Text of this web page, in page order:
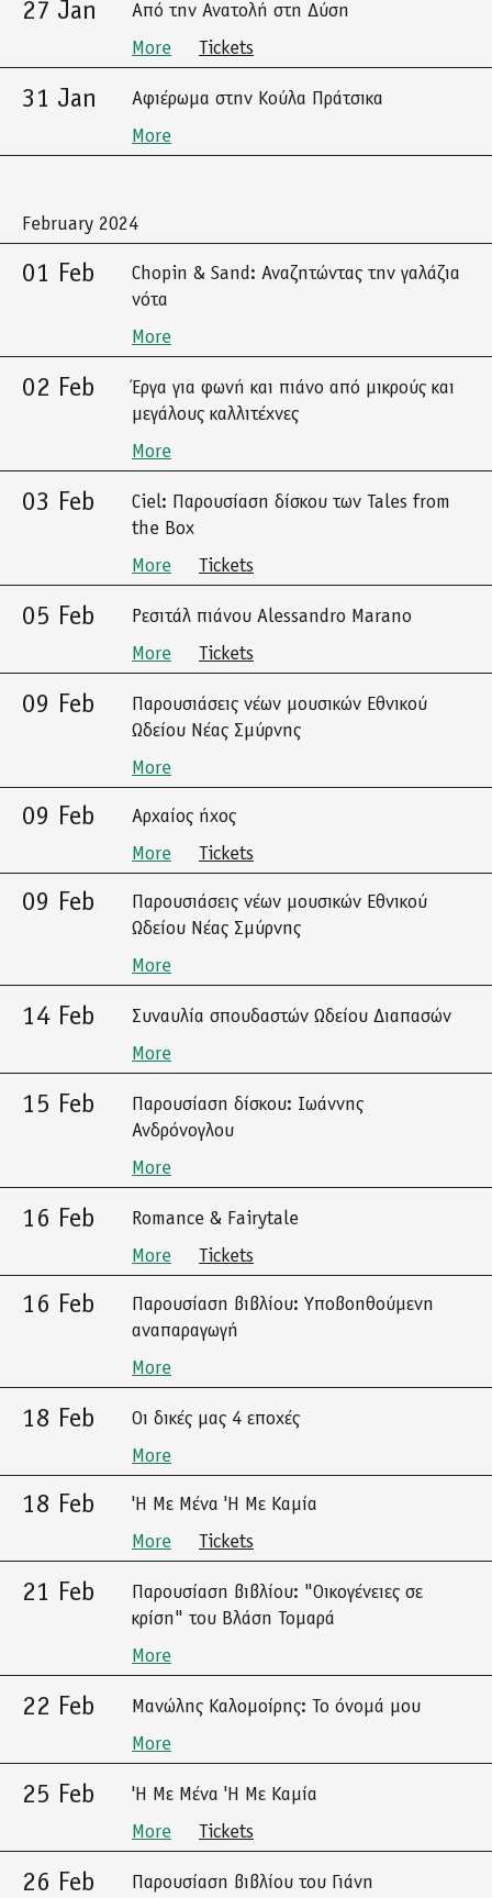
27 Jan
Από την Ανατολή στη Δύση
More
Tickets
31 Jan
Αφιέρωμα στην Κούλα Πράτσικα
More
February 2024
01 Feb
Chopin & Sand: Αναζητώντας την γαλάζια
νότα
More
02 Feb
Έργα για φωνή και πιάνο από μικρούς και
μεγάλους καλλιτέχνες
More
03 Feb
Ciel: Παρουσίαση δίσκου των Tales from
the Box
More
Tickets
05 Feb
Ρεσιτάλ πιάνου Alessandro Marano
More
Tickets
09 Feb
Παρουσιάσεις νέων μουσικών Εθνικού
Ωδείου Νέας Σμύρνης
More
09 Feb
Αρχαίος ήχος
More
Tickets
09 Feb
Παρουσιάσεις νέων μουσικών Εθνικού
Ωδείου Νέας Σμύρνης
More
14 Feb
Συναυλία σπουδαστών Ωδείου Διαπασών
More
15 Feb
Παρουσίαση δίσκου: Ιωάννης
Ανδρόνογλου
More
16 Feb
Romance & Fairytale
More
Tickets
16 Feb
Παρουσίαση βιβλίου: Υποβοηθούμενη
αναπαραγωγή
More
18 Feb
Οι δικές μας 4 εποχές
More
18 Feb
'Η Με Μένα 'Η Με Καμία
More
Tickets
21 Feb
Παρουσίαση βιβλίου: "Οικογένειες σε
κρίση" του Βλάση Τομαρά
More
22 Feb
Μανώλης Καλομοίρης: Το όνομά μου
More
25 Feb
'Η Με Μένα 'Η Με Καμία
More
Tickets
26 Feb
Παρουσίαση βιβλίου του Γιάνη